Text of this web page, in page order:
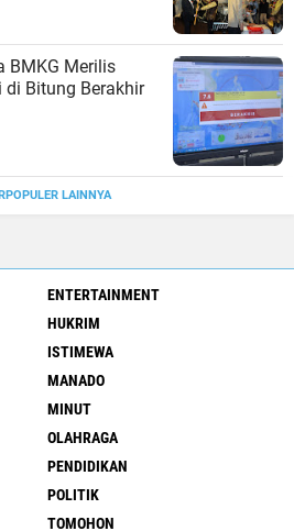
BMKG Merilis
di Bitung Berakhir
LAINNYA
ENTERTAINMENT
HUKRIM
ISTIMEWA
MANADO
MINUT
OLAHRAGA
PENDIDIKAN
POLITIK
TOMOHON